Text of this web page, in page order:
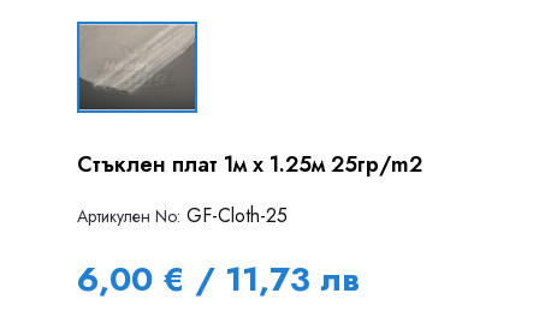
Стъклен плат 1м x 1.25м 25гр/m2
Артикулен Nо: GF-Cloth-25
6,00 € / 11,73 лв